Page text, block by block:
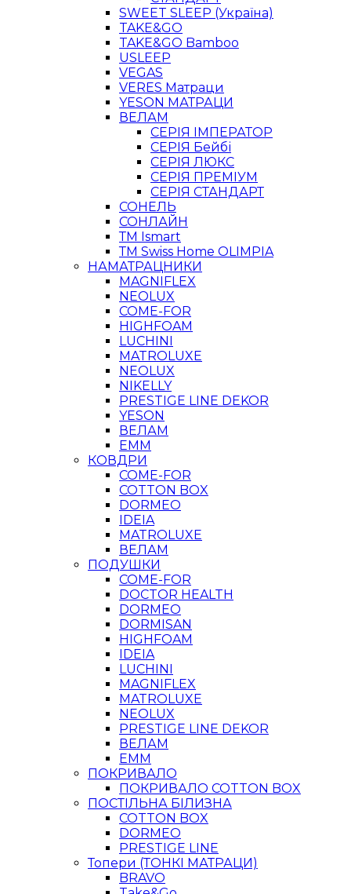
SWEET SLEEP (Україна)
TAKE&GO
TAKE&GO Bamboo
USLEEP
VEGAS
VERES Матраци
YESON МАТРАЦИ
ВЕЛАМ
СЕРІЯ ІМПЕРАТОР
СЕРІЯ Бейбі
СЕРІЯ ЛЮКС
СЕРІЯ ПРЕМІУМ
СЕРІЯ СТАНДАРТ
СОНЕЛЬ
СОНЛАЙН
ТМ Ismart
ТМ Swiss Home OLIMPIA
НАМАТРАЦНИКИ
MAGNIFLEX
NEOLUX
COME-FOR
HIGHFOAM
LUCHINI
MATROLUXE
NEOLUX
NIKELLY
PRESTIGE LINE DEKOR
YESON
ВЕЛАМ
ЕММ
КОВДРИ
COME-FOR
COTTON BOX
DORMEO
IDEIA
MATROLUXE
ВЕЛАМ
ПОДУШКИ
COME-FOR
DOCTOR HEALTH
DORMEO
DORMISAN
HIGHFOAM
IDEIA
LUCHINI
MAGNIFLEX
MATROLUXE
NEOLUX
PRESTIGE LINE DEKOR
ВЕЛАМ
ЕММ
ПОКРИВАЛО
ПОКРИВАЛО COTTON BOX
ПОСТІЛЬНА БІЛИЗНА
COTTON BOX
DORMEO
PRESTIGE LINE
Топери (ТОНКІ МАТРАЦИ)
BRAVO